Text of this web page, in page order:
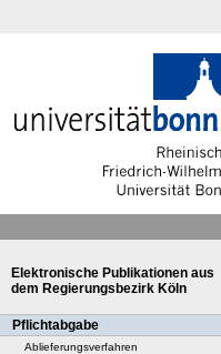
Elektronische Publikationen aus
dem Regierungsbezirk Köln
Pflichtabgabe
Ablieferungsverfahren